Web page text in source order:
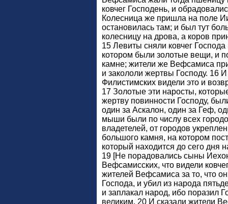
ковчег Господень, и
Колесница же пришла на поле
остановилась там; и был тут
колесницу на дрова, а коров
15 Левиты сняли ковчег
котором были золотые вещи, и
камне; жители же Вефсамиса
и закололи жертвы Господу. 16
Филистимских видели это и
17 Золотые эти наросты,
жертву повинности Господу,
один за Аскалон, один за Геф,
мыши были по числу всех
владетелей, от городов
большого камня, на котором
который находится до сего дня
19 [Не порадовались сыны
Вефсамисских, что видели
жителей Вефсамиса за то, что
Господа, и убил из народа
и заплакал народ, ибо поразил
великим. 20 И сказали жители